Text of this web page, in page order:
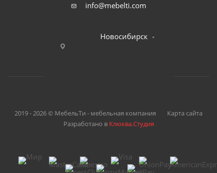
info@mebelti.com
Новосибирск
2019 - 2026 © МебельТи - мебельная компания
Карта сайта
Разработано в Клюква.Студия